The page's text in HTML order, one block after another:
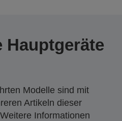
Hauptgeräte
Modelle sind mit
Artikeln dieser
Informationen